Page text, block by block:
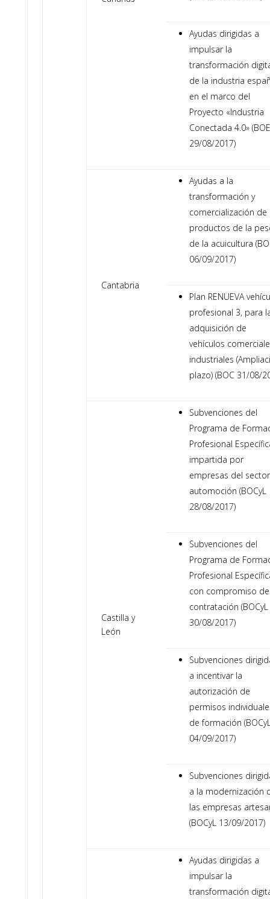
Ayudas dirigidas a
impulsar la
transformación
de la industria
en el marco del
Proyecto «Industria
Conectada 4.0» (BOE
29/08/2017)
Cantabria
Ayudas a la
transformación y
comercialización de
productos de la
de la acuicultura
06/09/2017)
Plan RENUEVA
profesional 3, para
adquisición de
vehículos
industriales
plazo) (BOC 31/08/
Castilla y
León
Subvenciones del
Programa de
Profesional
impartida por
empresas del
automoción (BOCyL
28/08/2017)
Subvenciones del
Programa de
Profesional
con compromiso de
contratación (BOCyL
30/08/2017)
Subvenciones
a incentivar la
autorización de
permisos
de formación
04/09/2017)
Subvenciones
a la modernización
las empresas
(BOCyL 13/09/2017)
Ayudas dirigidas a
impulsar la
transformación